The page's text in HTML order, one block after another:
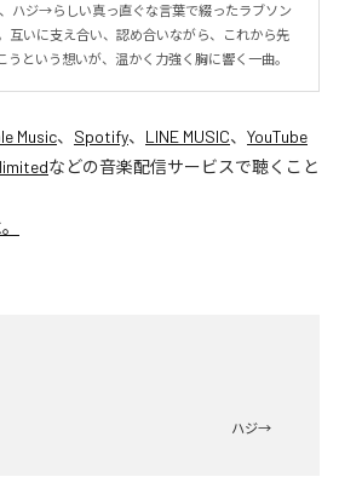
ハジ→らしい真っ直ぐな言葉で綴ったラブソン
互いに支え合い、認め合いながら、これから先
うという想いが、温かく力強く胸に響く一曲。
Music、 Spotify、 LINE MUSIC、 YouTube
などの音楽配信サービスで聴くこと
ハジ→